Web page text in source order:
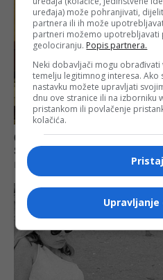
uređaja) može pohranjivati,
partnera ili ih može
partneri možemo upotrebljavati
geolociranju. Popis partnera.
Neki dobavljači mogu
temelju legitimnog interesa. Ako
nastavku možete upravljati
dnu ove stranice ili na izborniku
pristankom ili povlačenje
kolačića.
Upravljanje